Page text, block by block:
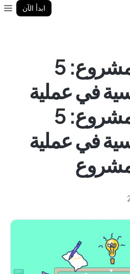
ابدأ الآن
دورة حياة المشروع: 5
في عملية
دورة حياة المشروع: 5
في عملية